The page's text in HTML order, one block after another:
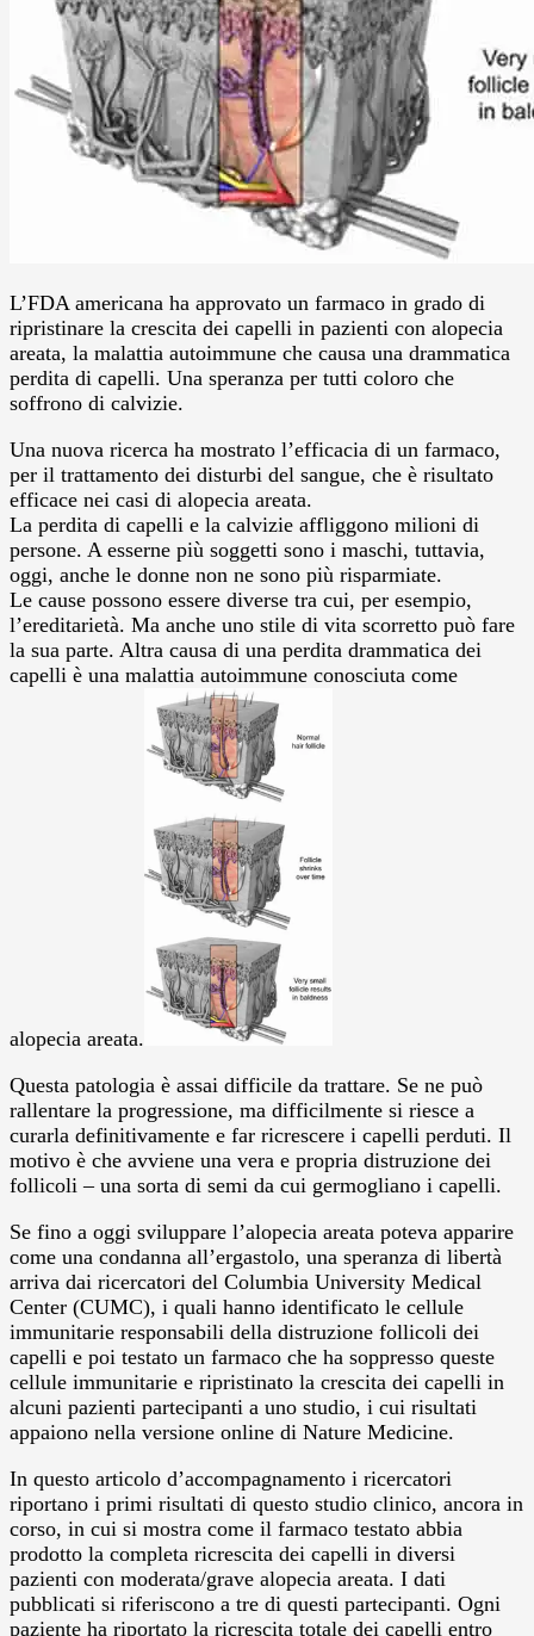
L’FDA americana ha approvato un farmaco in grado di
ripristinare la crescita dei capelli in pazienti con alopecia
areata, la malattia autoimmune che causa una drammatica
perdita di capelli. Una speranza per tutti coloro che
soffrono di calvizie.
Una nuova ricerca ha mostrato l’efficacia di un farmaco,
per il trattamento dei disturbi del sangue, che è risultato
efficace nei casi di alopecia areata.
La perdita di capelli e la calvizie affliggono milioni di
persone. A esserne più soggetti sono i maschi, tuttavia,
oggi, anche le donne non ne sono più risparmiate.
Le cause possono essere diverse tra cui, per esempio,
l’ereditarietà. Ma anche uno stile di vita scorretto può fare
la sua parte. Altra causa di una perdita drammatica dei
capelli è una malattia autoimmune conosciuta come
alopecia areata.
Questa patologia è assai difficile da trattare. Se ne può
rallentare la progressione, ma difficilmente si riesce a
curarla definitivamente e far ricrescere i capelli perduti. Il
motivo è che avviene una vera e propria distruzione dei
follicoli – una sorta di semi da cui germogliano i capelli.
Se fino a oggi sviluppare l’alopecia areata poteva apparire
come una condanna all’ergastolo, una speranza di libertà
arriva dai ricercatori del Columbia University Medical
Center (CUMC), i quali hanno identificato le cellule
immunitarie responsabili della distruzione follicoli dei
capelli e poi testato un farmaco che ha soppresso queste
cellule immunitarie e ripristinato la crescita dei capelli in
alcuni pazienti partecipanti a uno studio, i cui risultati
appaiono nella versione online di Nature Medicine.
In questo articolo d’accompagnamento i ricercatori
riportano i primi risultati di questo studio clinico, ancora in
corso, in cui si mostra come il farmaco testato abbia
prodotto la completa ricrescita dei capelli in diversi
pazienti con moderata/grave alopecia areata. I dati
pubblicati si riferiscono a tre di questi partecipanti. Ogni
paziente ha riportato la ricrescita totale dei capelli entro